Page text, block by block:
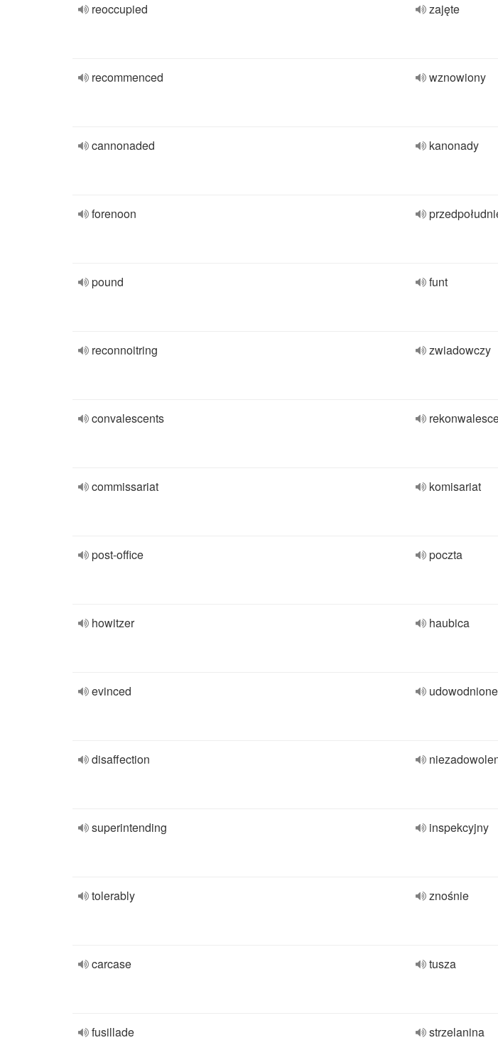
reoccupied zajęte
recommenced wznowiony
cannonaded kanonady
forenoon
pound funt
reconnoitring zwiadowczy
convalescents
commissariat komisariat
post-office poczta
howitzer haubica
evinced udowodnione
disaffection
superintending inspekcyjny
tolerably znośnie
carcase tusza
fusillade strzelanina